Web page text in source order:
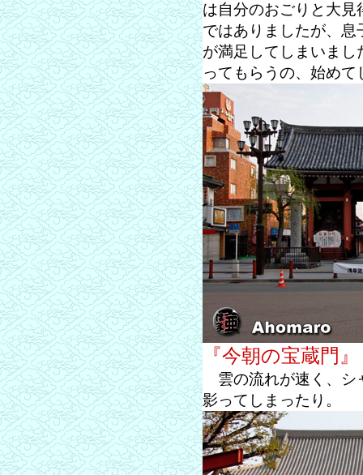
は自分のおごりと大
ではありましたが、
が満足してしまいまし
ってもらうの、始めて
『今朝の宝蔵門』
雲の流れが速く、シ
影ってしまったり。